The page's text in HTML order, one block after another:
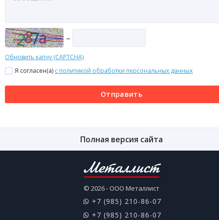
→
Обновить капчу (CAPTCHA)
Я согласен(a) с политикой обработки персональных данных
Отправить
Полная версия сайта
Металлист
© 2026 - ООО Металлист
+7 (985) 210-86-07
+7 (985) 210-86-07